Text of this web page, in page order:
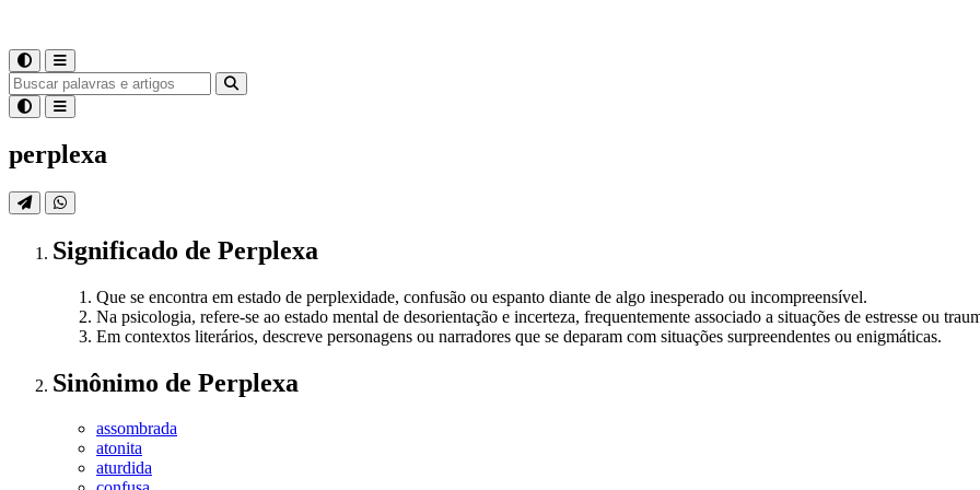
perplexa
Significado de Perplexa
Que se encontra em estado de perplexidade, confusão ou espanto diante de algo inesperado ou incompreensível.
Na psicologia, refere-se ao estado mental de desorientação e incerteza, frequentemente associado a situações de estresse ou
Em contextos literários, descreve personagens ou narradores que se deparam com situações surpreendentes ou enigmáticas.
Sinônimo de Perplexa
assombrada
atonita
aturdida